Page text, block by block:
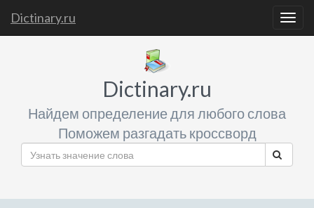
Dictinary.ru
Dictinary.ru
Найдем определение для любого слова
Поможем разгадать кроссворд